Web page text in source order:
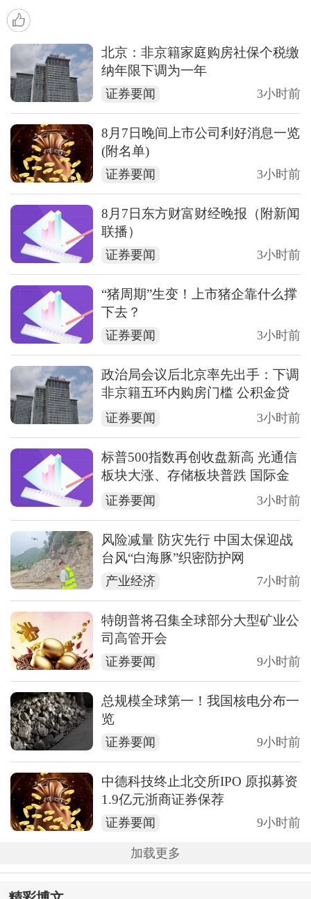
北京：非京籍家庭购房社保个税缴
纳年限下调为一年
证券要闻 3小时前
8月7日晚间上市公司利好消息一览
(附名单)
证券要闻 3小时前
8月7日东方财富财经晚报（附新闻
联播）
证券要闻 3小时前
“猪周期”生变！上市猪企靠什么撑
下去？
证券要闻 3小时前
政治局会议后北京率先出手：下调
非京籍五环内购房门槛 公积金贷
款最高可达340万元
证券要闻 3小时前
标普500指数再创收盘新高 光通信
板块大涨、存储板块普跌 国际金
价走高
证券要闻 3小时前
风险减量 防灾先行 中国太保迎战
台风“白海豚”织密防护网
产业经济 7小时前
特朗普将召集全球部分大型矿业公
司高管开会
证券要闻 9小时前
总规模全球第一！我国核电分布一
览
证券要闻 9小时前
中德科技终止北交所IPO 原拟募资
1.9亿元浙商证券保荐
证券要闻 9小时前
加载更多